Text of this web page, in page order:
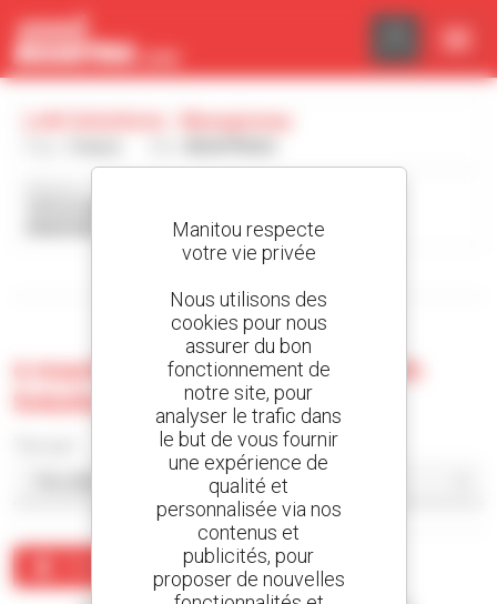
Lmh Solutions - Beaupreau
49600 BEAUPREAU France
0 machine d'occasion chez Lmh
Solutions - Beaupreau
Créer une alerte
Panneau de gestion des cookies
Manitou respecte
votre vie privée
Nous utilisons des
cookies pour nous
assurer du bon
fonctionnement de
notre site, pour
analyser le trafic dans
le but de vous fournir
une expérience de
qualité et
personnalisée via nos
contenus et
publicités, pour
proposer de nouvelles